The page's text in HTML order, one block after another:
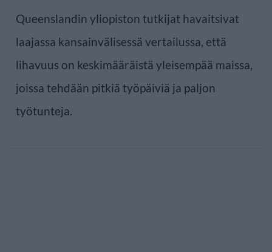
Queenslandin yliopiston tutkijat havaitsivat
laajassa kansainvälisessä vertailussa, että
lihavuus on keskimääräistä yleisempää maissa,
joissa tehdään pitkiä työpäiviä ja paljon
työtunteja.